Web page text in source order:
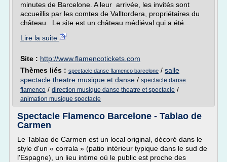
minutes de Barcelone. A leur arrivée, les invités sont
accueillis par les comtes de Valltordera, propriétaires du
château. Le site est un château médiéval qui a été...
Lire la suite
Site : http://www.flamencotickets.com
Thèmes liés : spectacle danse flamenco barcelone / salle
spectacle theatre musique et danse / spectacle danse
flamenco / direction musique danse theatre et spectacle /
animation musique spectacle
Spectacle Flamenco Barcelone - Tablao de
Carmen
Le Tablao de Carmen est un local original, décoré dans le
style d'un « corrala » (patio intérieur typique dans le sud de
l'Espagne), un lieu intime où le public est proche des